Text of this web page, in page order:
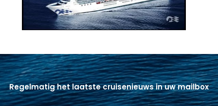
Regelmatig het laatste cruisenieuws in uw mailbox